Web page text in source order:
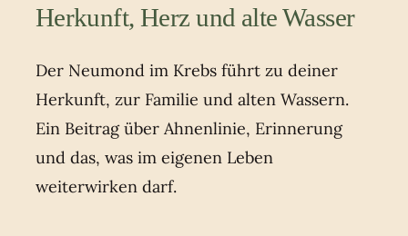
Herkunft, Herz und alte Wasser
Der Neumond im Krebs führt zu deiner
Herkunft, zur Familie und alten Wassern.
Ein Beitrag über Ahnenlinie, Erinnerung
und das, was im eigenen Leben
weiterwirken darf.